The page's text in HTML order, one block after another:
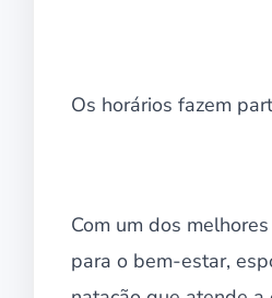
Os horários fazem
Com um dos
para o bem-estar,